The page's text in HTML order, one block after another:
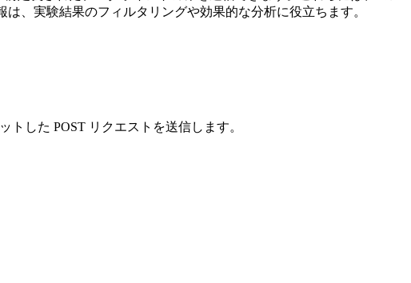
は、実験結果のフィルタリングや効果的な分析に役立ちます。
トした POST リクエストを送信します。